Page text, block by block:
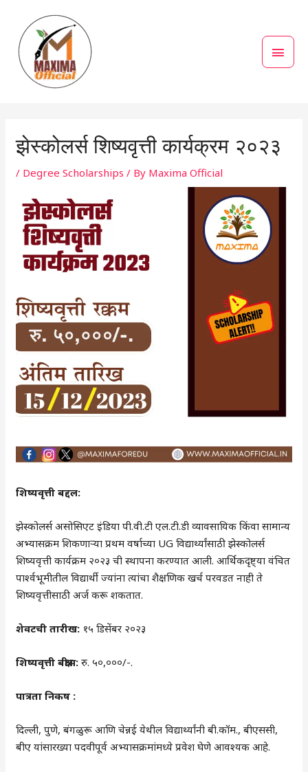
content
झेस्कोलर्स शिष्यवृत्ती कार्यक्रम २०२३
/ Degree Scholarships / By Maxima Official
शिष्यवृत्ती बद्दल:
झेस्कोलर्स असोसिएट इंडिया पी.वी.टी एल.टी.डी व्यावसायिक किंवा सामान्य
अभ्यासक्रम शिकणाऱ्या प्रथम वर्षाच्या UG विद्यार्थ्यांसाठी झेस्कोलर्स
शिष्यवृत्ती कार्यक्रम २०२३ ची स्थापना करण्यात आली. आर्थिकदृष्ट्या वंचित
पार्श्वभूमीतील विद्यार्थी ज्यांना त्यांचा शैक्षणिक खर्च परवडत नाही ते
शिष्यवृत्तीसाठी अर्ज करू शकतात.
शेवटची तारीख: १५ डिसेंबर २०२३
शिष्यवृत्ती बक्षीस: रु. ५०,०००/-.
पात्रता निकष :
दिल्ली, पुणे, बंगळुरू आणि चेन्नई येथील विद्यार्थ्यांनी बी.कॉम., बीएससी,
बीए यांसारख्या पदवीपूर्व अभ्यासक्रमांमध्ये प्रवेश घेणे आवश्यक आहे.